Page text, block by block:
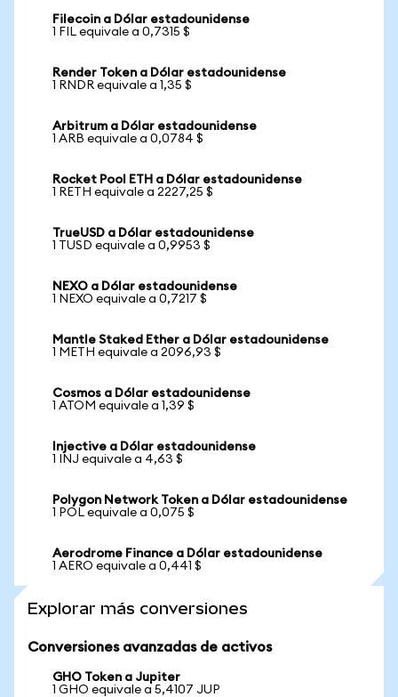
Filecoin a Dólar estadounidense
1 FIL equivale a 0,7315 $
Render Token a Dólar estadounidense
1 RNDR equivale a 1,35 $
Arbitrum a Dólar estadounidense
1 ARB equivale a 0,0784 $
Rocket Pool ETH a Dólar estadounidense
1 RETH equivale a 2227,25 $
TrueUSD a Dólar estadounidense
1 TUSD equivale a 0,9953 $
NEXO a Dólar estadounidense
1 NEXO equivale a 0,7217 $
Mantle Staked Ether a Dólar estadounidense
1 METH equivale a 2096,93 $
Cosmos a Dólar estadounidense
1 ATOM equivale a 1,39 $
Injective a Dólar estadounidense
1 INJ equivale a 4,63 $
Polygon Network Token a Dólar estadounidense
1 POL equivale a 0,075 $
Aerodrome Finance a Dólar estadounidense
1 AERO equivale a 0,441 $
Explorar más conversiones
Conversiones avanzadas de activos
GHO Token a Jupiter
1 GHO equivale a 5,4107 JUP